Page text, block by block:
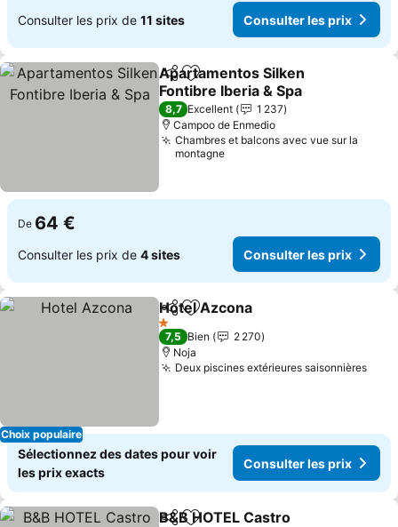
Consulter les prix de 11 sites Consulter les prix
PartagerAjouter à mes favoris
Apartamentos Silken
Fontibre Iberia & Spa
8,7 Excellent
1 237
Campoo de Enmedio
Chambres et balcons avec vue sur la
montagne
De 64 €
Consulter les prix de 4 sites Consulter les prix
Choix populaire
PartagerAjouter à mes favoris
Hotel Azcona
1 Étoiles
7,5 Bien
2 270
Noja
Deux piscines extérieures saisonnières
Sélectionnez des dates pour voir
les prix exacts
Consulter les prix
B&B HOTEL Castro